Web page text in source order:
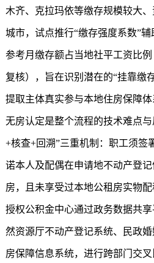
木齐、克拉玛依等缴存规模较大
城市，试点推行“缴存强度系数”
参考月缴存额占当地社平工资比
复核），旨在识别潜在的“挂靠缴
提取主体真实参与本地住房保障体
无房认定是整个流程的技术难点
+核查+回溯”三重机制：职工须签
诺本人及配偶在申请地不动产登
房，且未享受过本地公租房实物
授权公积金中心通过政务数据共
然资源厅不动产登记系统、民政
房保障信息系统，进行跨部门交